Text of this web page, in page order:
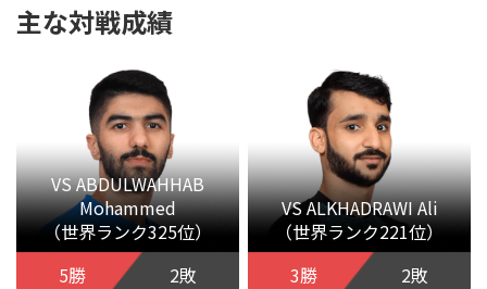
主な対戦成績
VS ABDULWAHHAB
Mohammed
（世界ランク325位）
5勝
2敗
VS ALKHADRAWI Ali
（世界ランク221位）
3勝
2敗